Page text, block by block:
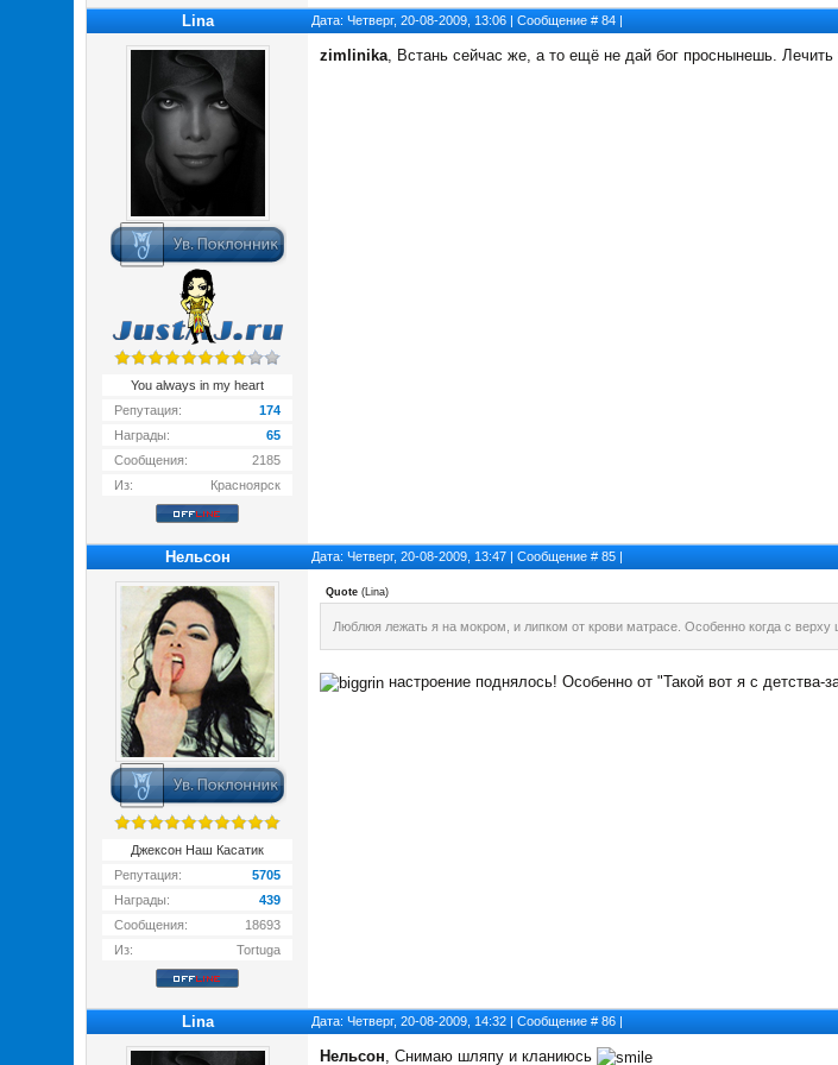
Lina Дата: Четверг, 20-08-2009, 13:06 | Сообщение # 84 |
You always in my heart
Репутация:
174
Награды:
65
Сообщения:
2185
Из:
Красноярск
zimlinika, Встань сейчас же, а то ещё не дай бог проснынешь. Лечить
Нельсон Дата: Четверг, 20-08-2009, 13:47 | Сообщение # 85 |
Джексон Наш Касатик
Репутация:
5705
Награды:
439
Сообщения:
18693
Из:
Tortuga
Quote (Lina)
Люблюя лежать я на мокром, и липком от крови матрасе. Особенно когда с
настроение поднялось! Особенно от "Такой вот я с детства-
Lina Дата: Четверг, 20-08-2009, 14:32 | Сообщение # 86 |
Нельсон, Снимаю шляпу и кланиюсь